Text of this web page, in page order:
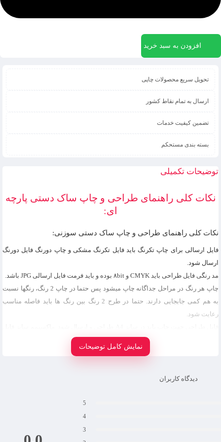
افزودن به سبد خرید
تحویل سریع محصولات چاپی
ارسال به تمام نقاط کشور
تضمین کیفیت خدمات
بسته بندی مستحکم
توضیحات تکمیلی
نکات کلی راهنمای طراحی و چاپ ساک دستی پارچه
ای:
نکات کلی راهنمای طراحی و چاپ ساک دستی سوزنی:
فایل ارسالی برای چاپ تکرنگ باید فایل تکرنگ مشکی و چاپ دورنگ فایل دورنگ
ارسال شود.
مد رنگی فایل طراحی باید CMYK و ۸bit بوده و باید فرمت فایل ارسالی JPG باشد.
چاپ هر رنگ در مراحل جداگانه چاپ میشود پس حتما در چاپ 2 رنگ، رنگها نسبت
به هم کمی جابجایی دارند. حتما در طرح 2 رنگ بین رنگ ها باید فاصله مناسب
رعایت شود.
باید A4 و به صورت تک رنگ مشکی باشد و در صورتی که می خواهید فایل شما
بزرگ چاپ نشود در همان سایز A4 به همان نسبتی که مد نظرتان هست طراحی
از خطوط نازک و فونت های ریز و فشرده به هیچ عنوان استفاده نکنید.
نمایش کامل توضیحات
دیدگاه کاربران
5
4
3